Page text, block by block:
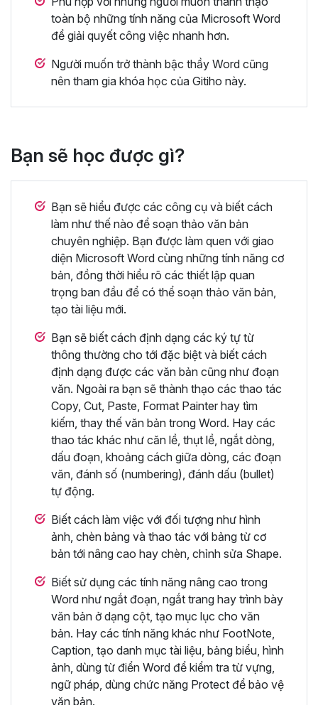
toàn bộ những tính năng của Microsoft Word
để giải quyết công việc nhanh hơn.
Người muốn trở thành bậc thầy Word cũng
nên tham gia khóa học của Gitiho này.
Bạn sẽ học được gì?
Bạn sẽ hiểu được các công cụ và biết cách
làm như thế nào để soạn thảo văn bản
chuyên nghiệp. Bạn được làm quen với giao
diện Microsoft Word cùng những tính năng cơ
bản, đồng thời hiểu rõ các thiết lập quan
trọng ban đầu để có thể soạn thảo văn bản,
tạo tài liệu mới.
Bạn sẽ biết cách định dạng các ký tự từ
thông thường cho tới đặc biệt và biết cách
định dạng được các văn bản cũng như đoạn
văn. Ngoài ra bạn sẽ thành thạo các thao tác
Copy, Cut, Paste, Format Painter hay tìm
kiếm, thay thế văn bản trong Word. Hay các
thao tác khác như căn lề, thụt lề, ngắt dòng,
dấu đoạn, khoảng cách giữa dòng, các đoạn
văn, đánh số (numbering), đánh dấu (bullet)
tự động.
Biết cách làm việc với đối tượng như hình
ảnh, chèn bảng và thao tác với bảng từ cơ
bản tới nâng cao hay chèn, chỉnh sửa Shape.
Biết sử dụng các tính năng nâng cao trong
Word như ngắt đoạn, ngắt trang hay trình bày
văn bản ở dạng cột, tạo mục lục cho văn
bản. Hay các tính năng khác như FootNote,
Caption, tạo danh mục tài liệu, bảng biểu, hình
ảnh, dùng từ điển Word để kiểm tra từ vựng,
ngữ pháp, dùng chức năng Protect để bảo vệ
văn bản.